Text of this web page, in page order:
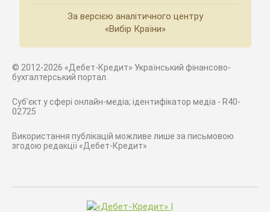
За версією аналітичного центру
«Вибір Країни»
© 2012-2026 «Дебет-Кредит» Український фінансово-
бухгалтерський портал.
Суб'єкт у сфері онлайн-медіа; ідентифікатор медіа - R40-
02725
Використання публікацій можливе лише за письмовою
згодою редакції «Дебет-Кредит»